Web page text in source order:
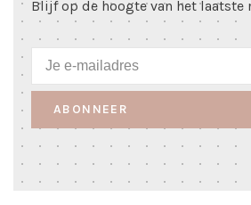
Blijf op de hoogte van het laatste
ABONNEER